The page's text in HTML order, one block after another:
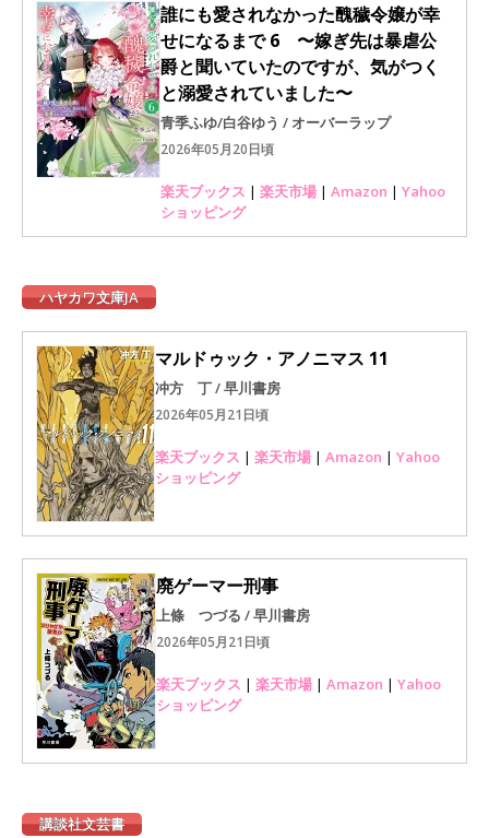
誰にも愛されなかった醜穢令嬢が幸
せになるまで 6 〜嫁ぎ先は暴虐公
爵と聞いていたのですが、気がつく
と溺愛されていました〜
青季ふゆ/白谷ゆう / オーバーラップ
2026年05月20日頃
楽天ブックス | 楽天市場 | Amazon | Yahoo
ショッピング
ハヤカワ文庫JA
マルドゥック・アノニマス 11
冲方 丁 / 早川書房
2026年05月21日頃
楽天ブックス | 楽天市場 | Amazon | Yahoo
ショッピング
廃ゲーマー刑事
上條 つづる / 早川書房
2026年05月21日頃
楽天ブックス | 楽天市場 | Amazon | Yahoo
ショッピング
講談社文芸書